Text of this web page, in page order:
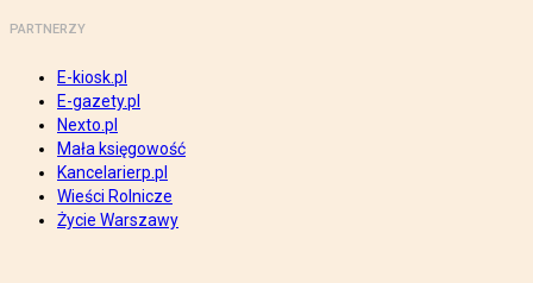
PARTNERZY
E-kiosk.pl
E-gazety.pl
Nexto.pl
Mała księgowość
Kancelarierp.pl
Wieści Rolnicze
Życie Warszawy